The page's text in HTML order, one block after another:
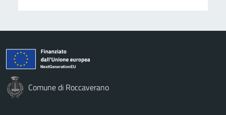
Comune di Roccaverano